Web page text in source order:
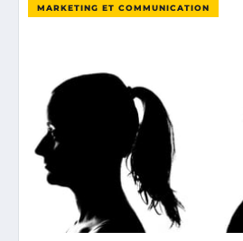
MARKETING ET COMMUNICATION